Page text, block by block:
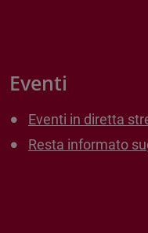
Eventi
Eventi in diretta
Resta informato